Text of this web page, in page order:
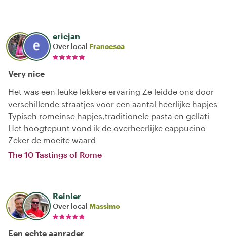
ericjan
Over local Francesca
Very nice
Het was een leuke lekkere ervaring Ze leidde ons door
verschillende straatjes voor een aantal heerlijke hapjes
Typisch romeinse hapjes,traditionele pasta en gellati
Het hoogtepunt vond ik de overheerlijke cappucino
Zeker de moeite waard
The 10 Tastings of Rome
Reinier
Over local Massimo
Een echte aanrader